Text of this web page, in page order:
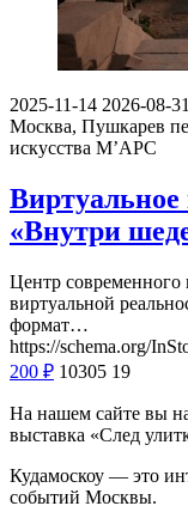
2025-11-14 2026-08-31
Москва, Пушкарев
искусства М’АРС
«Внутри
Центр современного
виртуальной
формат…
https://schema.org/
200 ₽ 10305 19
На нашем сайте вы
выставка «След
Кудамоскоу — это
событий Москвы.